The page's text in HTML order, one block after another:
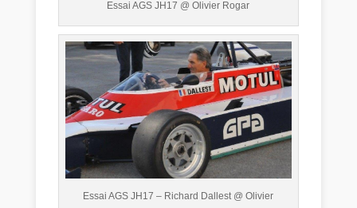
Essai AGS JH17 @ Olivier Rogar
Essai AGS JH17 – Richard Dallest @ Olivier